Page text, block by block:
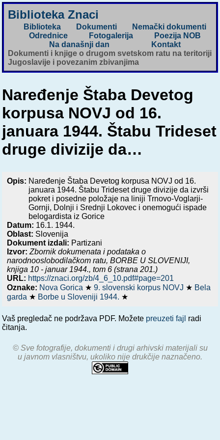
Biblioteka Znaci
Biblioteka Dokumenti
Nemački dokumenti
Odrednice
Fotogalerija
Poezija NOB
Na današnji dan
Kontakt
Dokumenti i knjige o drugom svetskom ratu na teritoriji
Jugoslavije i povezanim zbivanjima
Naređenje Štaba Devetog
korpusa NOVJ od 16.
januara 1944. Štabu Trideset
druge divizije da…
Opis: Naređenje Štaba Devetog korpusa NOVJ od 16.
januara 1944. Štabu Trideset druge divizije da izvrši
pokret i posedne položaje na liniji Trnovo-Voglarji-
Gornji, Dolnji i Srednji Lokovec i onemogući ispade
belogardista iz Gorice
Datum: 16.1. 1944.
Oblast: Slovenija
Dokument izdali: Partizani
Izvor: Zbornik dokumenata i podataka o
narodnooslobodilačkom ratu,BORBE U SLOVENIJI,
knjiga 10 - januar 1944., tom 6 (strana 201.)
URL: https://znaci.org/zb/4_6_10.pdf#page=201
Oznake: Nova Gorica ★9. slovenski korpus NOVJ ★ Bela
garda ★ Borbe u Sloveniji 1944. ★
Vaš pregledač ne podržava PDF. Možete preuzeti fajl radi
čitanja.
© Sve fotografije, dokumenti i drugi arhivski materijali su
u javnom vlasništvu, ukoliko nije drukčije naznačeno.